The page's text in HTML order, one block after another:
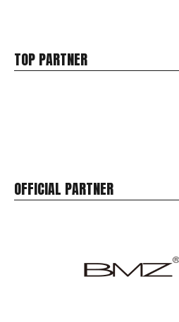
TOP PARTNER
OFFICIAL PARTNER